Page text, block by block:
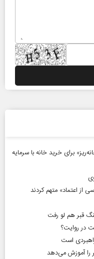
برای خرید خانه با سرمایه
قبر هم لو رفت
است
را آموزش می‌دهد